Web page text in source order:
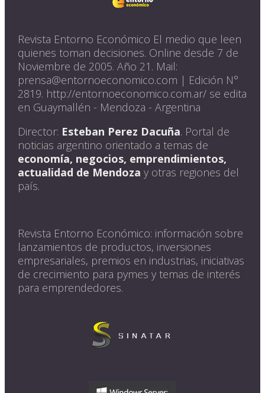
Revista Entorno Económico El medio que leen
quienes toman decisiones. Online desde 7 de
Noviembre de 2005. Año 21. Mail:
prensa@entornoeconomico.com | Edición N°
2819. http://entornoeconomico.com.ar/ se edita
en Guaymallén - Mendoza - Argentina
Director: Esteban Perez Dacuña. Portal de
noticias argentino orientado a temas de
economía, negocios, emprendimientos,
actualidad de Mendoza y otras regiones del
país.
Revista Entorno Económico: información sobre
lanzamientos de productos, inversiones
empresariales, premios en industrias, iniciativas
de crecimiento para pymes y temas de interés
para emprendedores.